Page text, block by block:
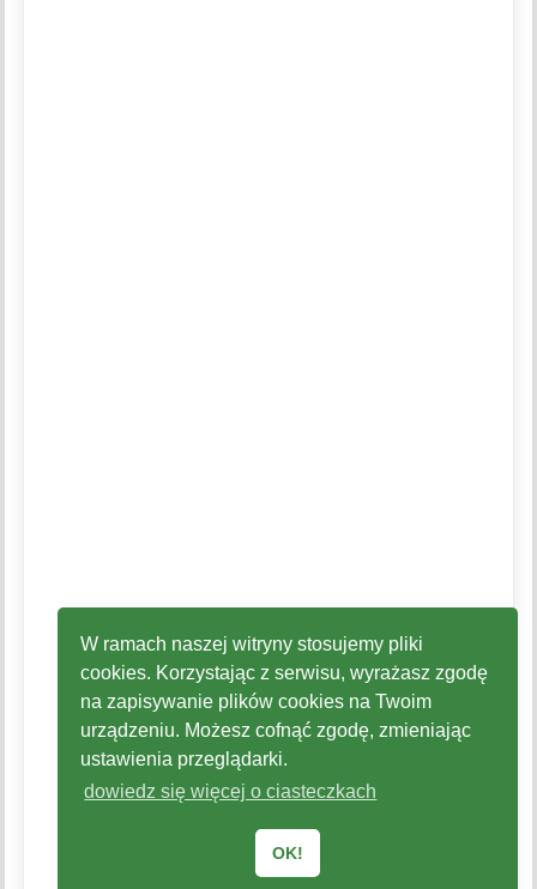
W ramach naszej witryny stosujemy pliki
cookies. Korzystając z serwisu, wyrażasz zgodę
na zapisywanie plików cookies na Twoim
urządzeniu. Możesz cofnąć zgodę, zmieniając
ustawienia przeglądarki.
dowiedz się więcej o ciasteczkach
OK!